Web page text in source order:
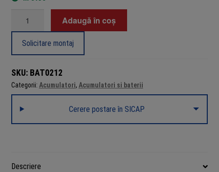
staționar
12V
17Ah,
plumb-
acid
F3,
Adaugă în coș
Solicitare montaj
SKU: BAT0212
Categorii: Acumulatori, Acumulatori si baterii
Cerere postare în SICAP
Descriere